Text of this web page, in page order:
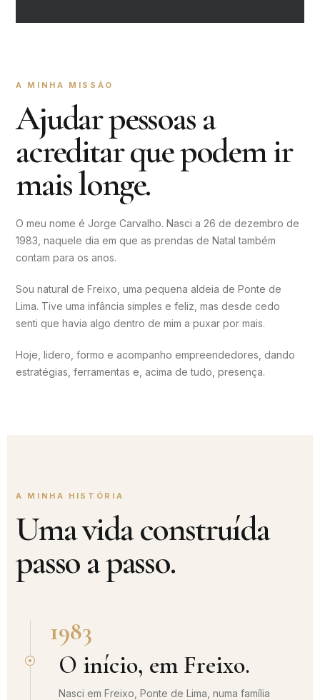
A MINHA MISSÃO
Ajudar pessoas a
acreditar que podem ir
mais longe.
O meu nome é Jorge Carvalho. Nasci a 26 de dezembro de
1983, naquele dia em que as prendas de Natal também
contam para os anos.
Sou natural de Freixo, uma pequena aldeia de Ponte de
Lima. Tive uma infância simples e feliz, mas desde cedo
senti que havia algo dentro de mim a puxar por mais.
Hoje, lidero, formo e acompanho empreendedores, dando
estratégias, ferramentas e, acima de tudo, presença.
A MINHA HISTÓRIA
Uma vida construída
passo a passo.
1983
O início, em Freixo.
Nasci em Freixo, Ponte de Lima, numa família